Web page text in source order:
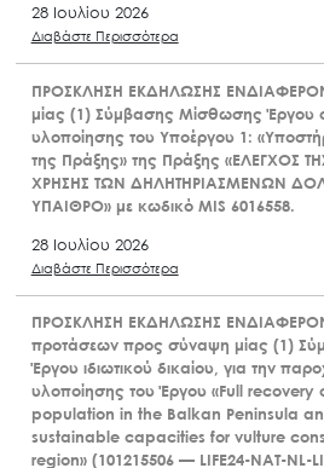
28 Ιουλίου 2026
Διαβάστε Περισσότερα
ΠΡΟΣΚΛΗΣΗ ΕΚΔΗΛΩΣΗΣ
μίας (1) Σύμβασης Μίσθωσης Έργου
υλοποίησης του Υποέργου 1:
της Πράξης» της Πράξης «ΕΛΕΓΧΟΣ
ΧΡΗΣΗΣ ΤΩΝ ΔΗΛΗΤΗΡΙΑΣΜΕΝΩΝ
ΥΠΑΙΘΡΟ» με κωδικό MIS 6016558.
28 Ιουλίου 2026
Διαβάστε Περισσότερα
ΠΡΟΣΚΛΗΣΗ ΕΚΔΗΛΩΣΗΣ
προτάσεων προς σύναψη μίας (1)
Έργου ιδιωτικού δικαίου, για την
υλοποίησης του Έργου «Full recovery
population in the Balkan Peninsula
sustainable capacities for vulture
region» (101215506 — LIFE24-NAT-NL-